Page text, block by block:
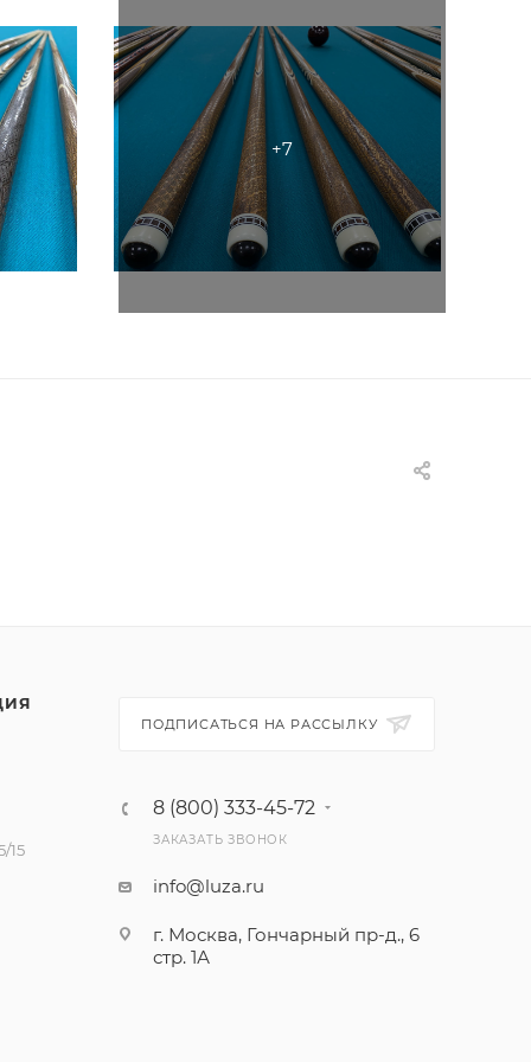
15
ПОДПИСАТЬСЯ НА РАССЫЛКУ
8 (800) 333-45-72
ЗАКАЗАТЬ ЗВОНОК
info@luza.ru
г. Москва, Гончарный пр-д., 6
стр. 1А